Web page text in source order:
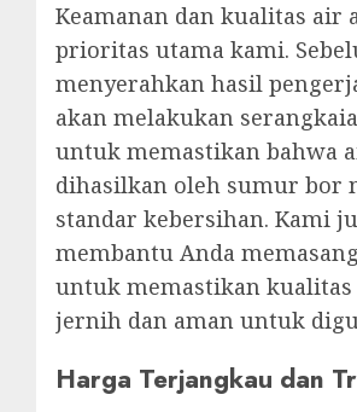
Keamanan dan kualitas air
prioritas utama kami.
menyerahkan hasil
akan melakukan
untuk memastikan bahwa
dihasilkan oleh sumur bor
standar kebersihan. Kami
membantu Anda
untuk memastikan
jernih dan aman untuk
Harga Terjangkau dan